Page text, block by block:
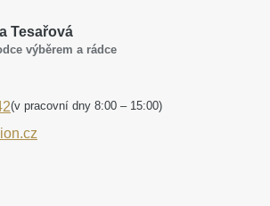
šperky jako trend
jsou budoucnost
o šperky
odstoupení od smlouvy
Tesařová
výběrem a rádce
(v pracovní dny 8:00 – 15:00)